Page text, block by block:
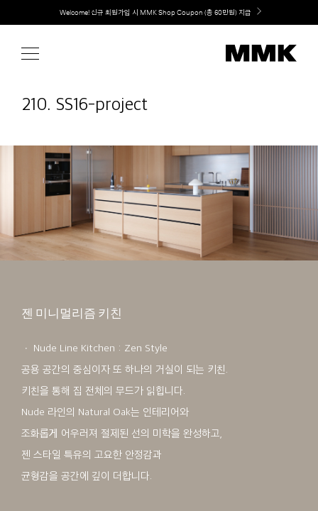
content
취향대로 완성하는 커스텀 아일랜드 키친, MMK The Island 출시
210. SS16-project
젠 미니멀리즘 키친
ㆍ Nude Line Kitchen : Zen Style
공용 공간의 중심이자 또 하나의 거실이 되는 키친.
키친을 통해 집 전체의 무드가 읽힙니다.
Nude 라인의 Natural Oak는 인테리어와
조화롭게 어우러져 절제된 선의 미학을 완성하고,
젠 스타일 특유의 고요한 안정감과
균형감을 공간에 깊이 더합니다.